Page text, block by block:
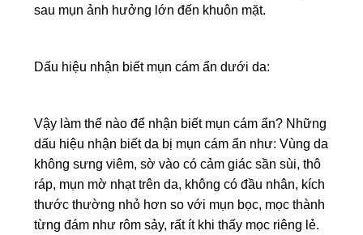
sau mụn ảnh hưởng lớn đến khuôn mặt.
Dấu hiệu nhận biết mụn cám ẩn dưới da:
Vậy làm thế nào để nhận biết mụn cám ẩn? Những
dấu hiệu nhận biết da bị mụn cám ẩn như: Vùng da
không sưng viêm, sờ vào có cảm giác sần sùi, thô
ráp, mụn mờ nhạt trên da, không có đầu nhân, kích
thước thường nhỏ hơn so với mụn bọc, mọc thành
từng đám như rôm sảy, rất ít khi thấy mọc riêng lẻ.